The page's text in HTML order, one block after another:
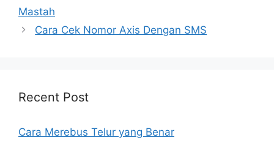
Mastah
Cara Cek Nomor Axis Dengan SMS
Recent Post
Cara Merebus Telur yang Benar